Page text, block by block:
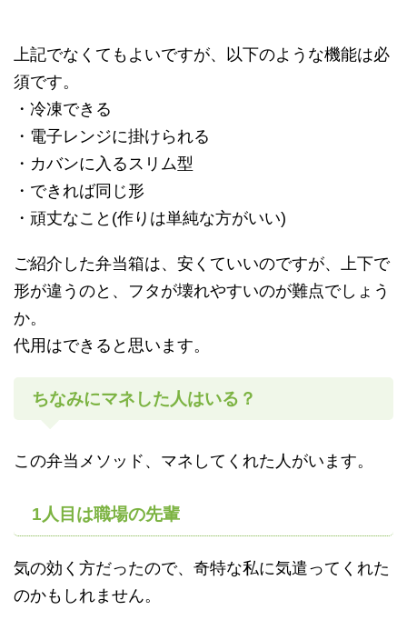
上記でなくてもよいですが、以下のような機能は必
須です。
・冷凍できる
・電子レンジに掛けられる
・カバンに入るスリム型
・できれば同じ形
・頑丈なこと(作りは単純な方がいい)
ご紹介した弁当箱は、安くていいのですが、上下で
形が違うのと、フタが壊れやすいのが難点でしょう
か。
代用はできると思います。
ちなみにマネした人はいる？
この弁当メソッド、マネしてくれた人がいます。
1人目は職場の先輩
気の効く方だったので、奇特な私に気遣ってくれた
のかもしれません。